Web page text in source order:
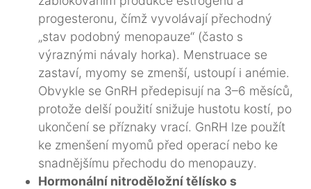
progesteronu, čímž vyvolávají přechodný
„stav podobný menopauze“ (často s
výraznými návaly horka). Menstruace se
zastaví, myomy se zmenší, ustoupí i anémie.
Obvykle se GnRH předepisují na 3–6 měsíců,
protože delší použití snižuje hustotu kostí, po
ukončení se příznaky vrací. GnRH lze použít
ke zmenšení myomů před operací nebo ke
snadnějšímu přechodu do menopauzy.
Hormonální nitroděložní tělísko s